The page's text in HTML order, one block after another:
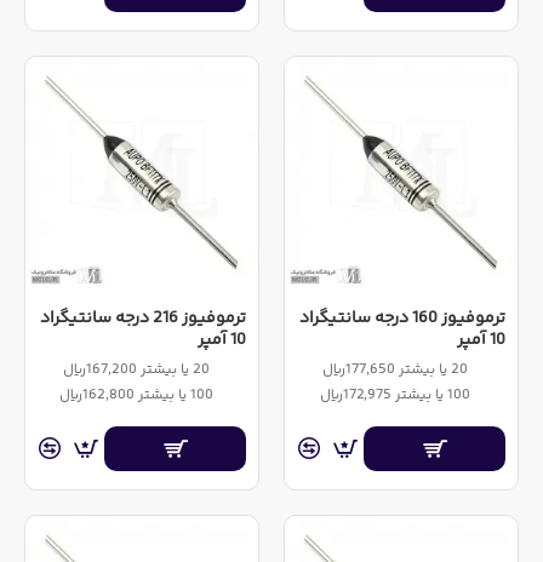
ترموفیوز 160 درجه سانتیگراد
10 آمپر
20 یا بیشتر 177,650ریال
100 یا بیشتر 172,975ریال
ترموفیوز 216 درجه سانتیگراد
10 آمپر
20 یا بیشتر 167,200ریال
100 یا بیشتر 162,800ریال